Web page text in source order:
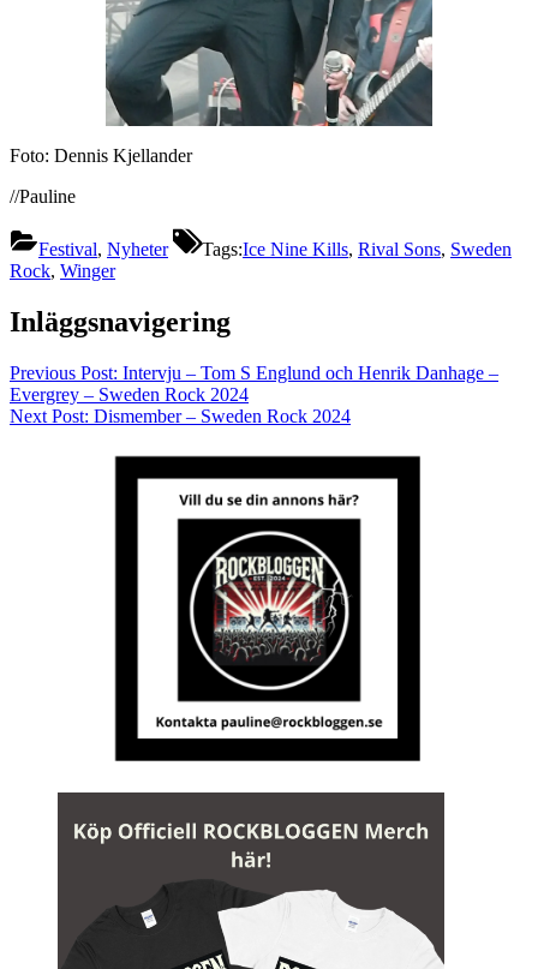
Foto: Dennis Kjellander
//Pauline
Festival, Nyheter Tags:Ice Nine Kills, Rival Sons, Sweden
Rock, Winger
Inläggsnavigering
Previous Post: Intervju – Tom S Englund och Henrik Danhage –
Evergrey – Sweden Rock 2024
Next Post: Dismember – Sweden Rock 2024